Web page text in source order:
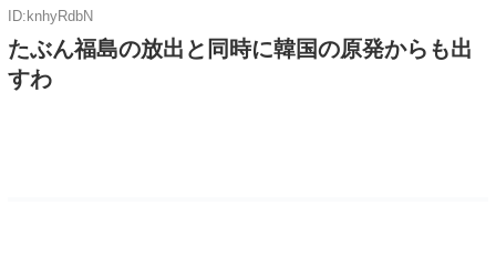
ID:knhyRdbN
たぶん福島の放出と同時に韓国の原発からも出
すわ